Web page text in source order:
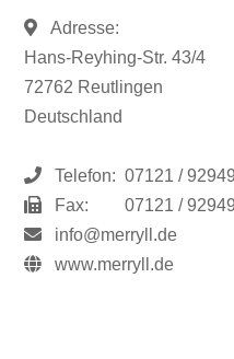
Adresse:
Hans-Reyhing-Str. 43/4
72762 Reutlingen
Deutschland
Telefon: 07121 /
Fax:
07121 /
info@merryll.de
www.merryll.de